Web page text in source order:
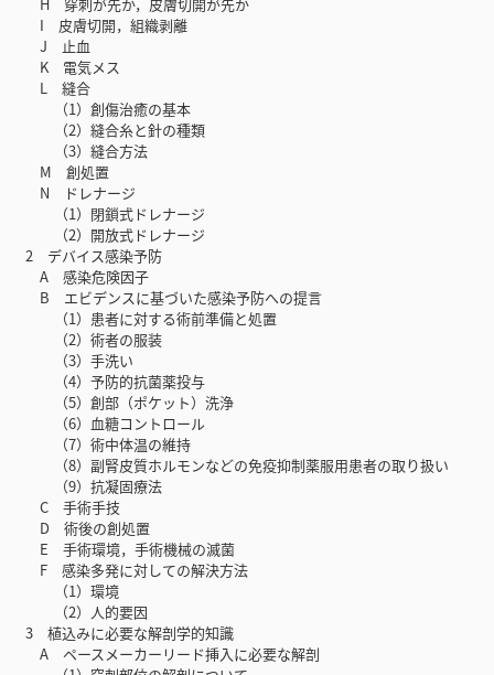
I 皮膚切開，組織剥離
J 止血
K 電気メス
L 縫合
（1）創傷治癒の基本
（2）縫合糸と針の種類
（3）縫合方法
M 創処置
N ドレナージ
（1）閉鎖式ドレナージ
（2）開放式ドレナージ
2 デバイス感染予防
A 感染危険因子
B エビデンスに基づいた感染予防への提言
（1）患者に対する術前準備と処置
（2）術者の服装
（3）手洗い
（4）予防的抗菌薬投与
（5）創部（ポケット）洗浄
（6）血糖コントロール
（7）術中体温の維持
（8）副腎皮質ホルモンなどの免疫抑制薬服用患者の取り扱い
（9）抗凝固療法
C 手術手技
D 術後の創処置
E 手術環境，手術機械の滅菌
F 感染多発に対しての解決方法
（1）環境
（2）人的要因
3 植込みに必要な解剖学的知識
A ペースメーカーリード挿入に必要な解剖